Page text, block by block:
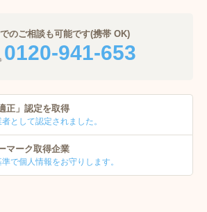
のご相談も可能です(携帯 OK)
0120-941-653
正」 認定を取得
者として認定されました。
マーク取得企業
準で個人情報をお守りします。